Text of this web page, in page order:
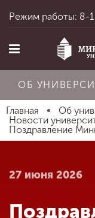
Режим работы: 8-
ОБ
Главная
Об
Новости
Поздравление
27 июня 2026